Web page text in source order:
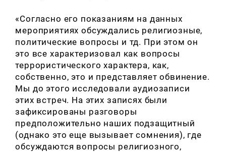
«Согласно его показаниям на данных
мероприятиях обсуждались религиозные,
политические вопросы и тд. При этом он
это все характеризовал как вопросы
террористического характера, как,
собственно, это и представляет обвинение.
Мы до этого исследовали аудиозаписи
этих встреч. На этих записях были
зафиксированы разговоры
предположительно наших подзащитный
(однако это еще вызывает сомнения), где
обсуждаются вопросы религиозного,